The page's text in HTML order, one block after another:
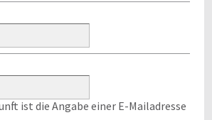
ist die Angabe einer E-Mailadresse